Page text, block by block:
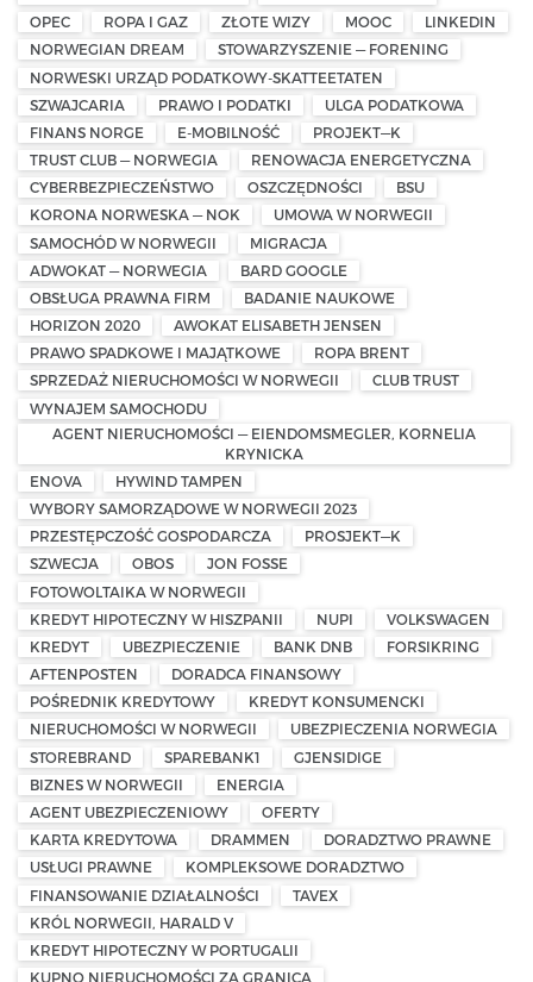
OPEC
ROPA I GAZ ZŁOTE WIZY MOOC
LINKEDIN
NORWEGIAN DREAM
STOWARZYSZENIE — FORENING
NORWESKI URZĄD PODATKOWY-SKATTEETATEN
SZWAJCARIA
PRAWO I PODATKI
ULGA PODATKOWA
FINANS NORGE
E-MOBILNOŚĆ
PROJEKT—K
TRUST CLUB — NORWEGIA
RENOWACJA ENERGETYCZNA
CYBERBEZPIECZEŃSTWO
OSZCZĘDNOŚCI
BSU
KORONA NORWESKA — NOK
UMOWA W NORWEGII
SAMOCHÓD W NORWEGII
MIGRACJA
ADWOKAT — NORWEGIA
BARD GOOGLE
OBSŁUGA PRAWNA FIRM
BADANIE NAUKOWE
HORIZON 2020
AWOKAT ELISABETH JENSEN
PRAWO SPADKOWE I MAJĄTKOWE
ROPA BRENT
SPRZEDAŻ NIERUCHOMOŚCI W NORWEGII
CLUB TRUST
WYNAJEM SAMOCHODU
AGENT NIERUCHOMOŚCI — EIENDOMSMEGLER, KORNELIA
KRYNICKA
ENOVA
HYWIND TAMPEN
WYBORY SAMORZĄDOWE W NORWEGII 2023
PRZESTĘPCZOŚĆ GOSPODARCZA
PROSJEKT—K
SZWECJA
OBOS
JON FOSSE
FOTOWOLTAIKA W NORWEGII
KREDYT HIPOTECZNY W HISZPANII
NUPI
VOLKSWAGEN
KREDYT
UBEZPIECZENIE BANK DNB
FORSIKRING
AFTENPOSTEN
DORADCA FINANSOWY
POŚREDNIK KREDYTOWY
KREDYT KONSUMENCKI
NIERUCHOMOŚCI W NORWEGII
UBEZPIECZENIA NORWEGIA
STOREBRAND
SPAREBANK1
GJENSIDIGE
BIZNES W NORWEGII
ENERGIA
AGENT UBEZPIECZENIOWY
OFERTY
KARTA KREDYTOWA
DRAMMEN
DORADZTWO PRAWNE
USŁUGI PRAWNE
KOMPLEKSOWE DORADZTWO
FINANSOWANIE DZIAŁALNOŚCI
TAVEX
KRÓL NORWEGII, HARALD V
KREDYT HIPOTECZNY W PORTUGALII
KUPNO NIERUCHOMOŚCI ZA GRANICĄ